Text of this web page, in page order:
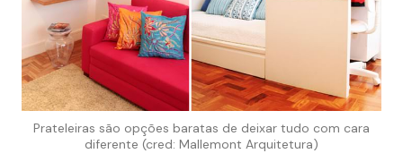
Prateleiras são opções baratas de deixar tudo com cara
diferente (cred: Mallemont Arquitetura)